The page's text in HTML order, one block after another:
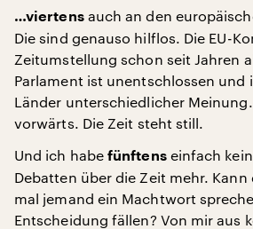
…viertens auch an den
Die sind genauso hilflos. Die EU-
Zeitumstellung schon seit Jahren
Parlament ist unentschlossen und
Länder unterschiedlicher
vorwärts. Die Zeit steht still.
Und ich habefünftenseinfach
Debatten über die Zeit mehr.
mal jemand ein Machtwort
Entscheidung fällen? Von mir aus